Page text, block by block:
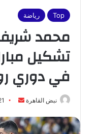
Top رياضة
محمد
تشكيل
في دوري
نبض القاهرة
أرسل
21